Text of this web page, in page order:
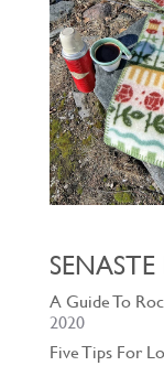
A Guide To
2020
Five Tips For